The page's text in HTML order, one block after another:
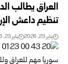
العراق يطالب
تنظيم داعش
يناير 23, 2026 يناير 23, 2026